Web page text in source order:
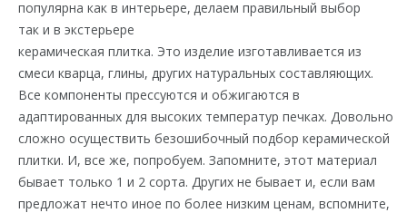
популярна как в интерьере,
так и в экстерьере
керамическая плитка. Это изделие изготавливается из
смеси кварца, глины, других натуральных составляющих.
Все компоненты прессуются и обжигаются в
адаптированных для высоких температур печках. Довольно
сложно осуществить безошибочный подбор керамической
плитки. И, все же, попробуем. Запомните, этот материал
бывает только 1 и 2 сорта. Других не бывает и, если вам
предложат нечто иное по более низким ценам, вспомните,